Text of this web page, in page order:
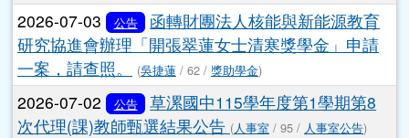
2026-07-03 公告
函轉財團法人核能與新能源教育
研究協進會辦理「開張翠蓮女士清寒獎學金」申請
一案，請查照。
(吳捷蓮 / 62 / 獎助學金)
2026-07-02 公告
草漯國中115學年度第1學期第8
次代理(課)教師甄選結果公告 (人事室 / 95 / 人事室公告)